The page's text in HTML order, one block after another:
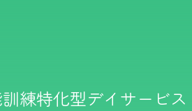
練特化型デイサービス